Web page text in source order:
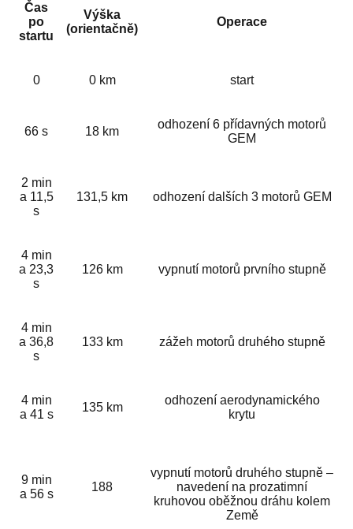
Čas
po
startu
Výška
(orientačně)
Operace
0 0 km start
66 s 18 km
odhození 6 přídavných motorů
GEM
2 min
a 11,5
s
131,5 km odhození dalších 3 motorů GEM
4 min
a 23,3
s
126 km vypnutí motorů prvního stupně
4 min
a 36,8
s
133 km zážeh motorů druhého stupně
4 min
a 41 s
135 km
odhození aerodynamického
krytu
9 min
a 56 s
188
vypnutí motorů druhého stupně –
navedení na prozatimní
kruhovou oběžnou dráhu kolem
Země